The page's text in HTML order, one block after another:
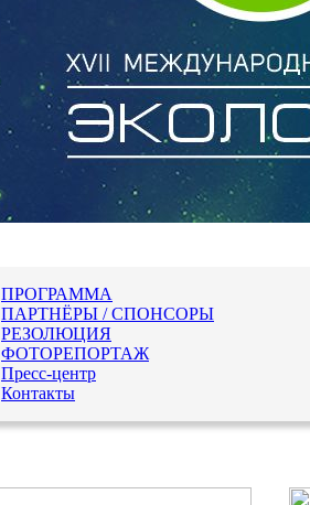
ПРОГРАММА
ПАРТНЁРЫ / СПОНСОРЫ
РЕЗОЛЮЦИЯ
ФОТОРЕПОРТАЖ
Пресс-центр
Контакты